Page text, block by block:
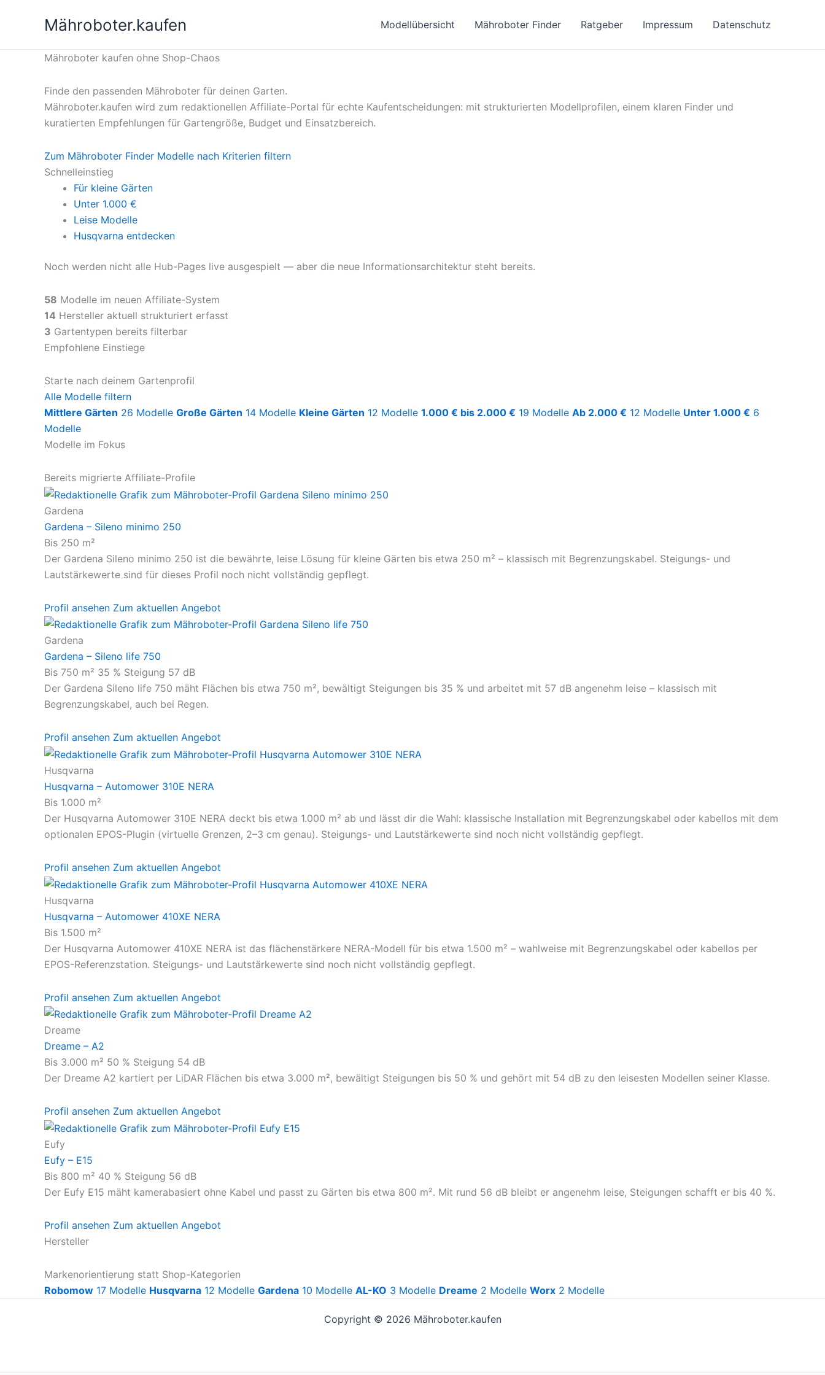
Mähroboter.kaufen Modellübersicht Mähroboter Finder Ratgeber Impressum Datenschutz
Mähroboter kaufen ohne Shop-Chaos
Finde den passenden Mähroboter für deinen Garten.
Mähroboter.kaufen wird zum redaktionellen Affiliate-Portal für echte Kaufentscheidungen: mit strukturierten Modellprofilen, einem klaren Finder und
kuratierten Empfehlungen für Gartengröße, Budget und Einsatzbereich.
Zum Mähroboter Finder Modelle nach Kriterien filtern
Schnelleinstieg
Für kleine Gärten
Unter 1.000 €
Leise Modelle
Husqvarna entdecken
Noch werden nicht alle Hub-Pages live ausgespielt — aber die neue Informationsarchitektur steht bereits.
58 Modelle im neuen Affiliate-System
14 Hersteller aktuell strukturiert erfasst
3 Gartentypen bereits filterbar
Empfohlene Einstiege
Starte nach deinem Gartenprofil
Alle Modelle filtern
Mittlere Gärten 26 Modelle Große Gärten 14 Modelle Kleine Gärten 12 Modelle 1.000 € bis 2.000 € 19 Modelle Ab 2.000 € 12 Modelle Unter 1.000 € 6
Modelle
Modelle im Fokus
Bereits migrierte Affiliate-Profile
Gardena
Gardena – Sileno minimo 250
Bis 250 m²
Der Gardena Sileno minimo 250 ist die bewährte, leise Lösung für kleine Gärten bis etwa 250 m² – klassisch mit Begrenzungskabel. Steigungs- und
Lautstärkewerte sind für dieses Profil noch nicht vollständig gepflegt.
Profil ansehen Zum aktuellen Angebot
Gardena
Gardena – Sileno life 750
Bis 750 m² 35 % Steigung 57 dB
Der Gardena Sileno life 750 mäht Flächen bis etwa 750 m², bewältigt Steigungen bis 35 % und arbeitet mit 57 dB angenehm leise – klassisch mit
Begrenzungskabel, auch bei Regen.
Profil ansehen Zum aktuellen Angebot
Husqvarna
Husqvarna – Automower 310E NERA
Bis 1.000 m²
Der Husqvarna Automower 310E NERA deckt bis etwa 1.000 m² ab und lässt dir die Wahl: klassische Installation mit Begrenzungskabel oder kabellos mit dem
optionalen EPOS-Plugin (virtuelle Grenzen, 2–3 cm genau). Steigungs- und Lautstärkewerte sind noch nicht vollständig gepflegt.
Profil ansehen Zum aktuellen Angebot
Husqvarna
Husqvarna – Automower 410XE NERA
Bis 1.500 m²
Der Husqvarna Automower 410XE NERA ist das flächenstärkere NERA-Modell für bis etwa 1.500 m² – wahlweise mit Begrenzungskabel oder kabellos per
EPOS-Referenzstation. Steigungs- und Lautstärkewerte sind noch nicht vollständig gepflegt.
Profil ansehen Zum aktuellen Angebot
Dreame
Dreame – A2
Bis 3.000 m² 50 % Steigung 54 dB
Der Dreame A2 kartiert per LiDAR Flächen bis etwa 3.000 m², bewältigt Steigungen bis 50 % und gehört mit 54 dB zu den leisesten Modellen seiner Klasse.
Profil ansehen Zum aktuellen Angebot
Eufy
Eufy – E15
Bis 800 m² 40 % Steigung 56 dB
Der Eufy E15 mäht kamerabasiert ohne Kabel und passt zu Gärten bis etwa 800 m². Mit rund 56 dB bleibt er angenehm leise, Steigungen schafft er bis 40 %.
Profil ansehen Zum aktuellen Angebot
Hersteller
Markenorientierung statt Shop-Kategorien
Robomow 17 Modelle Husqvarna 12 Modelle Gardena 10 Modelle AL-KO 3 Modelle Dreame 2 Modelle Worx 2 Modelle
Copyright © 2026 Mähroboter.kaufen